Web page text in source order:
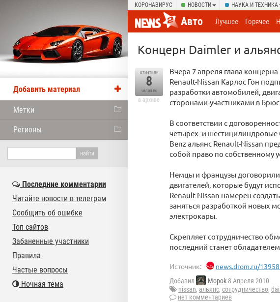
КОРОНАВИРУС НОВОСТИ НАУКА И ТЕХНИКА
Авто Лучшее Горячее
Концерн Daimler и
отметили
8
человек
в архиве
Вчера 7 апреля глава
Renault-Nissan Карлос Гон
разработки автомобилей,
сторонами-участниками в
В соответствии с
четырех- и шестицилиндровые
Benz альянс Renault-Nissan
собой право по
Немцы и французы
двигателей, которые будут
Renault-Nissan намерен
заняться разработкой новых
электрокары.
Скрепляет сотрудничество
последний станет
Источник: news.drom.ru/
Добавил Mopok 8 Апреля 2010
nissan, альянс, сотрудничество,
нет комментариев
Добавить материал
Метки
Регионы
Последние комментарии
Читайте новости в телеграм
Сообщить об ошибке
Топ сайтов
Забаненные участники
Правила
Частые вопросы
Ночная тема